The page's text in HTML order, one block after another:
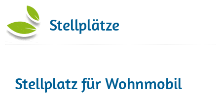
Stellplätze
Stellplatz für Wohnmobil